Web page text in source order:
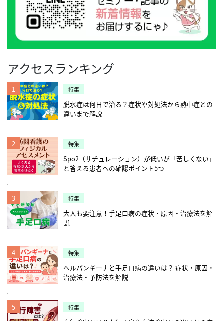
アクセスランキング
1 特集
脱水症は何日で治る？症状や対処法から熱中症との
違いまで解説
2 特集
Spo2（サチュレーション）が低いが「苦しくない」
と答える患者への確認ポイント5つ
3 特集
大人も要注意！手足口病の症状・原因・治療法を解
説
4 特集
ヘルパンギーナと手足口病の違いは？ 症状・原因・
治療法・予防法を解説
5 特集